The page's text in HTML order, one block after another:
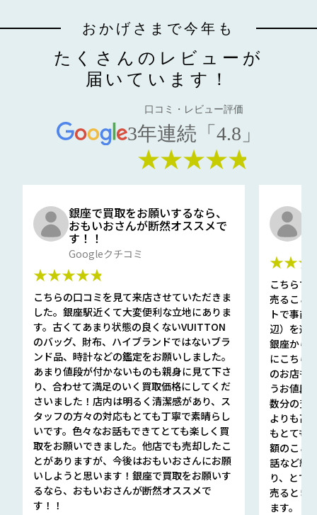
おかげさまで今年も
たくさんのレビューが
届いています！
口コミ・レビュー評価
3年連続「4.8」
★★★★★
銀座で買取をお願いするなら、
おもいおさんが断然オススメで
す！！
Googleクチコミ
★★★★★
こちらの口コミを見て来店させていただきま
した。銀座駅近くて大変便利な立地にありま
す。古くてあまり状態の良くないVUITTON
のバッグ、財布、ハイブランドではないブラ
ンド品、時計などの鑑定をお願いしました。
あまり値段が付かないものも親身に見て下さ
り、合わせて満足のいく買取価格にしてくだ
さいました！店内は明るく清潔感があり、ス
タッフの方々の対応もとても丁寧で素晴らし
いです。色々なお話もできてとても楽しく買
取をお願いできました。他店でも売却したこ
とがありますが、今後はおもいおさんにお願
いしようと思います！銀座で買取をお願いす
るなら、おもいおさんが断然オススメで
す！！
こちらで
売ること
トで事前
辺）を選
銀座から
にこちら
のお店も
うお値段
数分の査
よりも高
もとても
額のこと
話など細
り、とて
売るとき
ます。